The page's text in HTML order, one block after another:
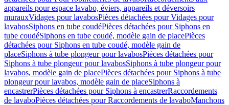
appareils pour espace lavabo, éviers, appareils et déversoirs
murauxVidages pour lavabosPièces détachées pour Vidages pour
lavabosSiphons en tube coudéPièces détachées pour Siphons en
tube coudéSiphons en tube coudé, modèle gain de placePièces
détachées pour Siphons en tube coudé, modèle gain de
placeSiphons à tube plongeur pour lavabosPièces détachées pour
Siphons à tube plongeur pour lavabosSiphons à tube plongeur pour
lavabos, modèle gain de placePièces détachées pour Siphons à tube
plongeur pour lavabos, modèle gain de placeSiphons à
encastrerPièces détachées pour Siphons à encastrerRaccordements
de lavaboPièces détachées pour Raccordements de lavaboManchons